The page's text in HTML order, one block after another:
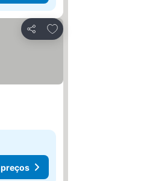
Partilhar
Adicionar aos favoritos